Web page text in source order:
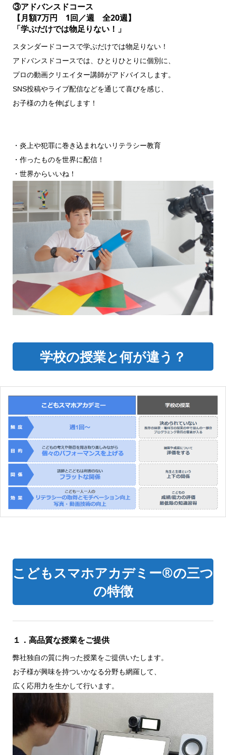
③アドバンスドコース
【月額7万円 1回／週 全20週】
「学ぶだけでは物足りない！」
スタンダードコースで学ぶだけでは物足りない！
アドバンスドコースでは、ひとりひとりに個別に、
プロの動画クリエイター講師がアドバイスします。
SNS投稿やライブ配信などを通じて喜びを感じ、
お子様の力を伸ばします！
・炎上や犯罪に巻き込まれないリテラシー教育
・作ったものを世界に配信！
・世界からいいね！
学校の授業と何が違う？
こどもスマホアカデミー®の三つ
の特徴
１．高品質な授業をご提供
弊社独自の質に拘った授業をご提供いたします。
お子様が興味を持ついかなる分野も網羅して、
広く応用力を生かして行います。